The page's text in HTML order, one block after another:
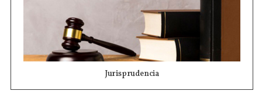
Jurisprudencia